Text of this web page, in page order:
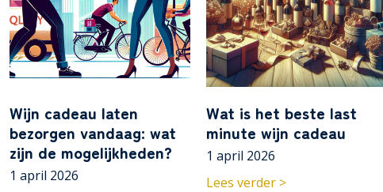
Wijn cadeau laten
bezorgen vandaag: wat
zijn de mogelijkheden?
1 april 2026
Wat is het beste last
minute wijn cadeau
1 april 2026
Lees verder >